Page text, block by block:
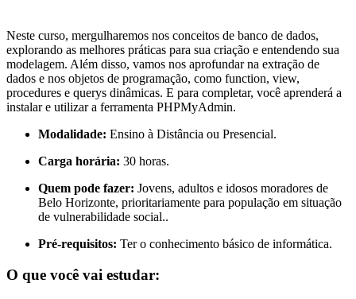
Neste curso, mergulharemos nos conceitos de banco de dados,
explorando as melhores práticas para sua criação e entendendo sua
modelagem. Além disso, vamos nos aprofundar na extração de
dados e nos objetos de programação, como function, view,
procedures e querys dinâmicas. E para completar, você aprenderá a
instalar e utilizar a ferramenta PHPMyAdmin.
Modalidade: Ensino à Distância ou Presencial.
Carga horária: 30 horas.
Quem pode fazer: Jovens, adultos e idosos moradores de
Belo Horizonte, prioritariamente para população em situação
de vulnerabilidade social..
Pré-requisitos: Ter o conhecimento básico de informática.
O que você vai estudar: